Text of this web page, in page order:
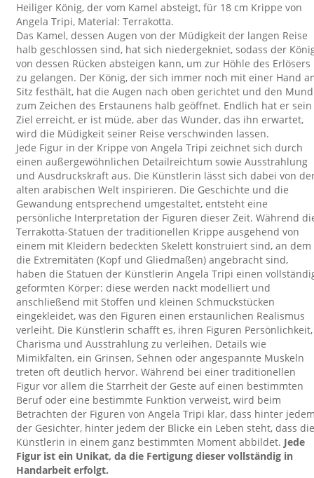
Heiliger König, der vom Kamel absteigt, für 18 cm Krippe von
Angela Tripi, Material: Terrakotta.
Das Kamel, dessen Augen von der Müdigkeit der langen Reise
halb geschlossen sind, hat sich niedergekniet, sodass der
von dessen Rücken absteigen kann, um zur Höhle des Erlösers
zu gelangen. Der König, der sich immer noch mit einer Hand
Sitz festhält, hat die Augen nach oben gerichtet und den Mund
zum Zeichen des Erstaunens halb geöffnet. Endlich hat er sein
Ziel erreicht, er ist müde, aber das Wunder, das ihn erwartet,
wird die Müdigkeit seiner Reise verschwinden lassen.
Jede Figur in der Krippe von Angela Tripi zeichnet sich durch
einen außergewöhnlichen Detailreichtum sowie Ausstrahlung
und Ausdruckskraft aus. Die Künstlerin lässt sich dabei von
alten arabischen Welt inspirieren. Die Geschichte und die
Gewandung entsprechend umgestaltet, entsteht eine
persönliche Interpretation der Figuren dieser Zeit. Während
Terrakotta-Statuen der traditionellen Krippe ausgehend von
einem mit Kleidern bedeckten Skelett konstruiert sind, an dem
die Extremitäten (Kopf und Gliedmaßen) angebracht sind,
haben die Statuen der Künstlerin Angela Tripi einen
geformten Körper: diese werden nackt modelliert und
anschließend mit Stoffen und kleinen Schmuckstücken
eingekleidet, was den Figuren einen erstaunlichen Realismus
verleiht. Die Künstlerin schafft es, ihren Figuren Persönlichkeit,
Charisma und Ausstrahlung zu verleihen. Details wie
Mimikfalten, ein Grinsen, Sehnen oder angespannte Muskeln
treten oft deutlich hervor. Während bei einer traditionellen
Figur vor allem die Starrheit der Geste auf einen bestimmten
Beruf oder eine bestimmte Funktion verweist, wird beim
Betrachten der Figuren von Angela Tripi klar, dass hinter
der Gesichter, hinter jedem der Blicke ein Leben steht, dass die
Künstlerin in einem ganz bestimmten Moment abbildet. Jede
Figur ist ein Unikat, da die Fertigung dieser vollständig in
Handarbeit erfolgt.